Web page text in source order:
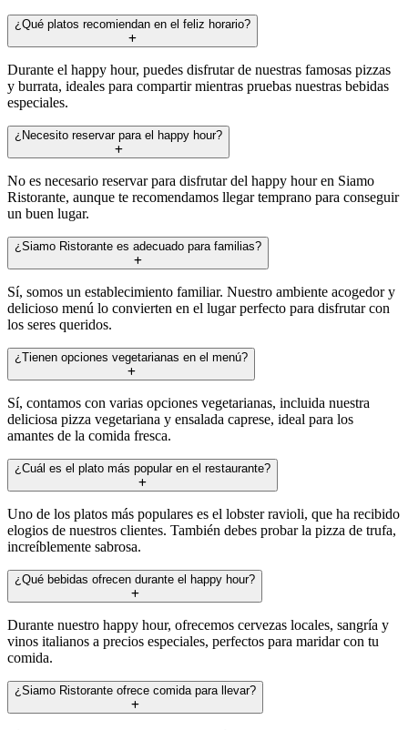
¿Qué platos recomiendan en el feliz horario?
Durante el happy hour, puedes disfrutar de nuestras famosas pizzas
y burrata, ideales para compartir mientras pruebas nuestras bebidas
especiales.
¿Necesito reservar para el happy hour?
No es necesario reservar para disfrutar del happy hour en Siamo
Ristorante, aunque te recomendamos llegar temprano para conseguir
un buen lugar.
¿Siamo Ristorante es adecuado para familias?
Sí, somos un establecimiento familiar. Nuestro ambiente acogedor y
delicioso menú lo convierten en el lugar perfecto para disfrutar con
los seres queridos.
¿Tienen opciones vegetarianas en el menú?
Sí, contamos con varias opciones vegetarianas, incluida nuestra
deliciosa pizza vegetariana y ensalada caprese, ideal para los
amantes de la comida fresca.
¿Cuál es el plato más popular en el restaurante?
Uno de los platos más populares es el lobster ravioli, que ha recibido
elogios de nuestros clientes. También debes probar la pizza de trufa,
increíblemente sabrosa.
¿Qué bebidas ofrecen durante el happy hour?
Durante nuestro happy hour, ofrecemos cervezas locales, sangría y
vinos italianos a precios especiales, perfectos para maridar con tu
comida.
¿Siamo Ristorante ofrece comida para llevar?